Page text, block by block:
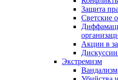
Защита
Светские
Акции в
Экстремизм
Вандализм